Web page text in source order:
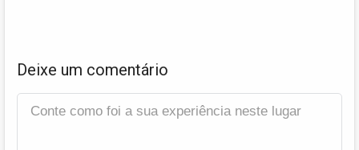
Deixe um comentário